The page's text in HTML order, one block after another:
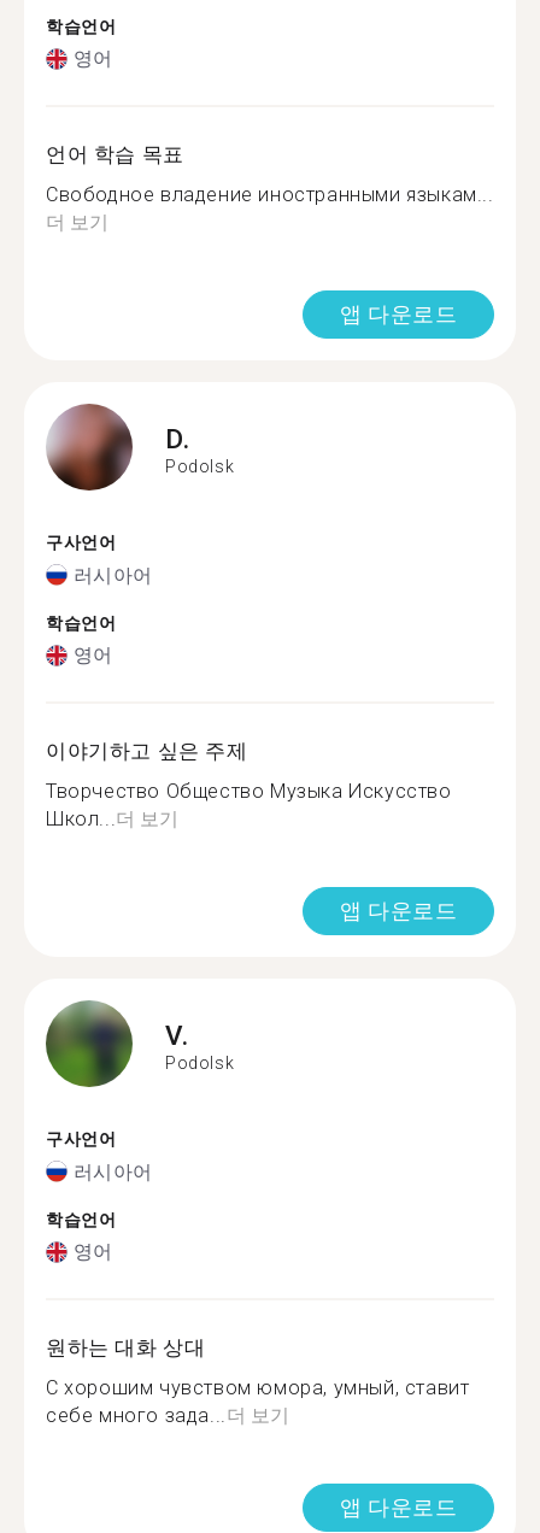
학습언어
영어
언어 학습 목표
Свободное владение иностранными языкам...
더 보기
앱 다운로드
D.
Podolsk
구사언어
러시아어
학습언어
영어
이야기하고 싶은 주제
Творчество Общество Музыка Искусство
Школ...더 보기
앱 다운로드
V.
Podolsk
구사언어
러시아어
학습언어
영어
원하는 대화 상대
С хорошим чувством юмора, умный, ставит
себе много зада...더 보기
앱 다운로드